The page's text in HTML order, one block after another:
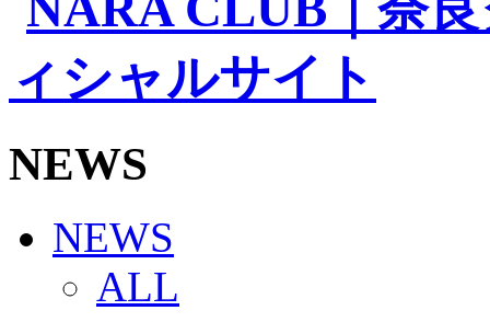
チアダンススクール
ボランティアチーム「volundeer」
ビクトリーロード
HOMEGAME
観戦ルール＆マナー
Jリーグ運営管理規定
写真・動画使用ガイドライン
SCHEDULE
2026/27
練習見学時のファンサービスについて
TICKET
奈良クラブ明治安田J3リーグ2026/27シーズン試
NEWS
NEWS
ALL